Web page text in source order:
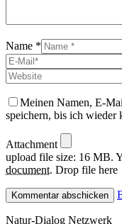
Name *
Meinen Namen, E-
speichern, bis ich wieder
Attachment
upload file size: 16 MB.
document. Drop file here
Natur-Dialog Netzwerk